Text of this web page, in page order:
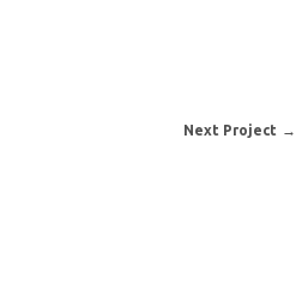
Next Project